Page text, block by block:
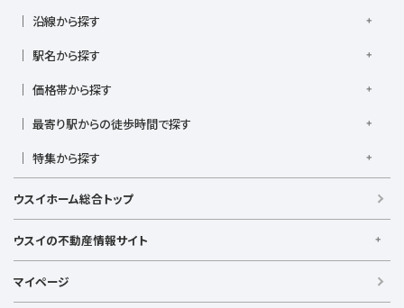
沿線から探す
湘南新宿ライン高海
小田急江ノ島線
ブルーライン
みなとみらい線
相鉄いずみ野線
相模鉄道新横浜線
江ノ島電鉄
湘南モノレール
駅名から探す
上大岡駅
港南台駅
小机駅 桜木町駅
根岸駅
平塚駅
横須賀中央駅
横浜駅
価格帯から探す
5,000万円台
8,000万円台
最寄り駅からの徒歩時間で探す
駅徒歩20分以内
駅徒歩21分以上
特集から探す
日当たり良好
ファミリー向け
南向き・南道路の
LDK15畳以上
海が見える
ウスイホーム総合トップ
ウスイの不動産情報サイト
【借りる】
マイページ